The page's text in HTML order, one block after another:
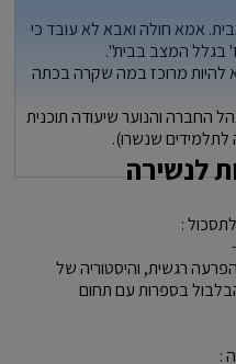
הבית. אמא חולה ואבא לא עובד כי
בגלל המצב בבית".
להיות מרוכז במה שקרה בכתה
החברה והנוער שיעודה תוכנית
שנשרו).
לנשירה
:
רגשית, והיסטוריה של
בספרות עם תחום
: